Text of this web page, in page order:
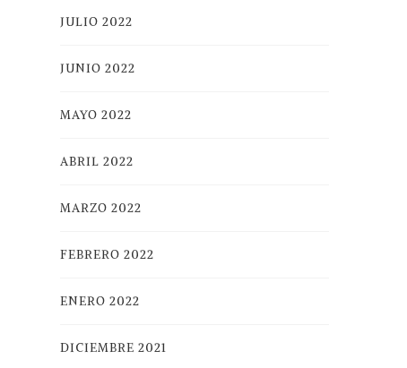
JULIO 2022
JUNIO 2022
MAYO 2022
ABRIL 2022
MARZO 2022
FEBRERO 2022
ENERO 2022
DICIEMBRE 2021